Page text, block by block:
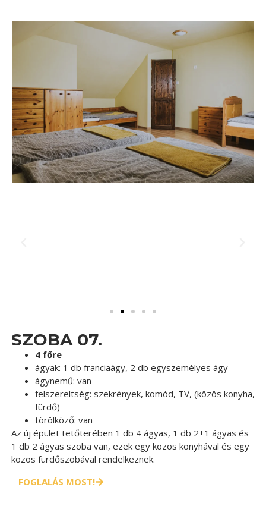
SZOBA 07.
4 főre
ágyak: 1 db franciaágy, 2 db egyszemélyes ágy
ágynemű: van
felszereltség: szekrények, komód, TV, (közös konyha,
fürdő)
törölköző: van
Az új épület tetőterében 1 db 4 ágyas, 1 db 2+1 ágyas és
1 db 2 ágyas szoba van, ezek egy közös konyhával és egy
közös fürdőszobával rendelkeznek.
FOGLALÁS MOST!